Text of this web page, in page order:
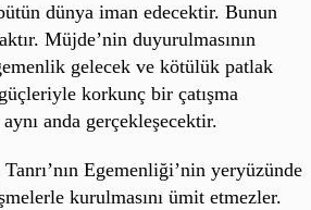
dünya iman edecektir. Bunun
Müjde’nin duyurulmasının
gelecek ve kötülük patlak
korkunç bir çatışma
anda gerçekleşecektir.
Egemenliği’nin yeryüzünde
kurulmasını ümit etmezler.